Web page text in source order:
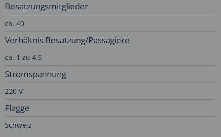
Besatzungsmitglieder
ca. 40
Verhältnis Besatzung/Passagiere
ca. 1 zu 4,5
Stromspannung
220 V
Flagge
Schweiz